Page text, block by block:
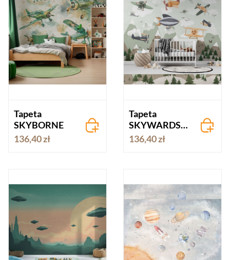
Tapeta
SKYBORNE
136,40 zł
Tapeta
SKYWARDS
green
136,40 zł